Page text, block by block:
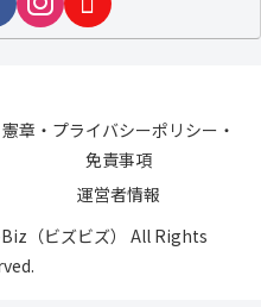
憲章・プライバシーポリシー・
免責事項
運営者情報
（ビズビズ） All Rights